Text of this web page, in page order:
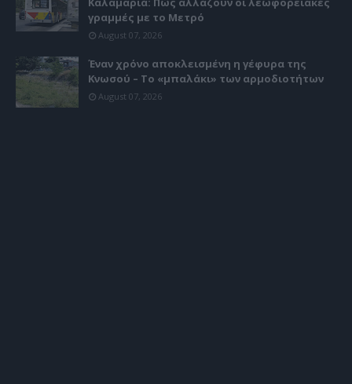
γραμμές με το Μετρό
August 07, 2026
Έναν χρόνο αποκλεισμένη η γέφυρα της
Κνωσού – Το «μπαλάκι» των αρμοδιοτήτων
August 07, 2026